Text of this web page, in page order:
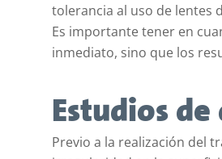
tolerancia al uso de lentes
Es importante tener en
inmediato, sino que los
Estudios
Previo a la realización del